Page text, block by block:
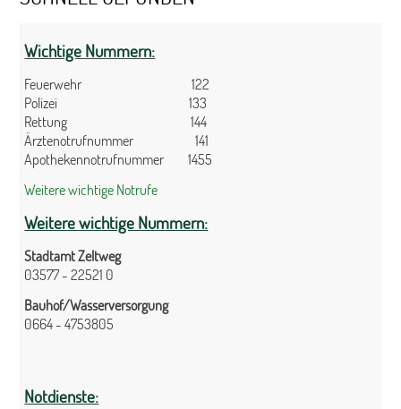
Wichtige Nummern:
Feuerwehr 122
Polizei 133
Rettung 144
Ärztenotrufnummer 141
Apothekennotrufnummer 1455
Weitere wichtige Notrufe
Weitere wichtige Nummern:
Stadtamt Zeltweg
03577 - 22521 0
Bauhof/Wasserversorgung
0664 - 4753805
Notdienste: